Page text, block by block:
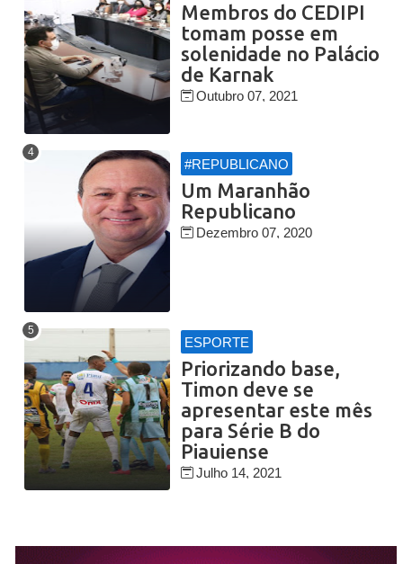
Membros do CEDIPI
tomam posse em
solenidade no Palácio
de Karnak
Outubro 07, 2021
#REPUBLICANO
Um Maranhão
Republicano
Dezembro 07, 2020
ESPORTE
Priorizando base,
Timon deve se
apresentar este mês
para Série B do
Piauiense
Julho 14, 2021